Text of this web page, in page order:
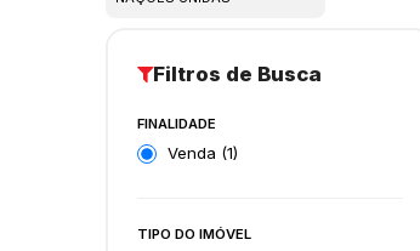
FINALIDADE
Venda (1)
TIPO DO IMÓVEL